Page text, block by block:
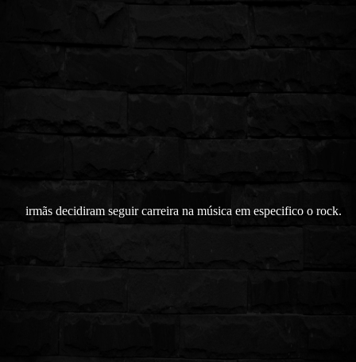
irmãs decidiram seguir carreira na música em especifico o rock.